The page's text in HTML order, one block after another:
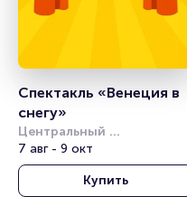
Спектакль «Венеция в
снегу»
Центральный
академический театр
Российской Армии
7 авг - 9 окт
Купить